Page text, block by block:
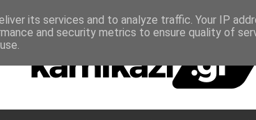
its services and to analyze traffic. Your IP
and security metrics to ensure quality of